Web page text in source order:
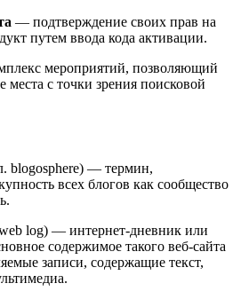
— подтверждение своих прав на
путем ввода кода активации.
мероприятий, позволяющий
с точки зрения поисковой
blogosphere) — термин,
всех блогов как сообщество
log) — интернет-дневник или
содержимое такого веб-сайта
записи, содержащие текст,